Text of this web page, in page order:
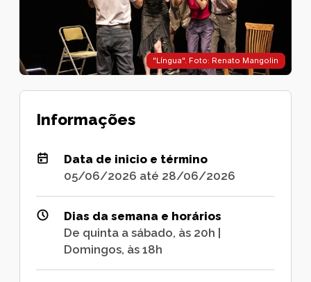
"Língua". Foto: Renato Mangolin
Informações
Data de inicio e término
05/06/2026 até 28/06/2026
Dias da semana e horários
De quinta a sábado, às 20h |
Domingos, às 18h